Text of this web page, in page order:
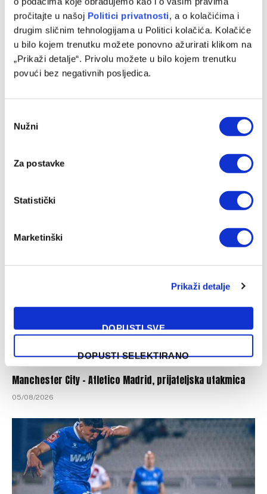
pročitajte u našoj Politici privatnosti, a o kolačićima i
drugim sličnim tehnologijama u Politici kolačića. Kolačiće
u bilo kojem trenutku možete ponovno ažurirati klikom na
„Prikaži detalje“. Privolu možete u bilo kojem trenutku
povući bez negativnih posljedica.
Selection
Nužni
Za postavke
Statistički
Marketinški
Prikaži detalje
DOPUSTI SVE
DOPUSTI SELEKTIRANO
06/08/2026
06/08/2026
Manchester City – Atletico Madrid, prijateljska utakmica
05/08/2026